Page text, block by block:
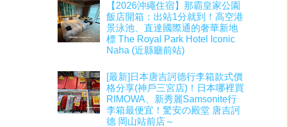
【2026沖繩住宿】那霸皇家公園
飯店開箱：出站1分就到！高空港
景泳池、直達國際通的奢華新地
標 The Royal Park Hotel Iconic
Naha (近縣廳前站)
[最新]日本唐吉訶德行李箱款式價
格分享(神戶三宮店)！日本哪裡買
RIMOWA、新秀麗Samsonite行
李箱最便宜！驚安の殿堂 唐吉訶
德 岡山站前店～